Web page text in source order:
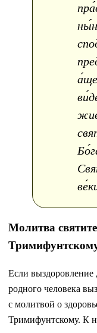
Молитва
Если выздоровление
родного человека
с молитвой о
Тримифунтскому. К